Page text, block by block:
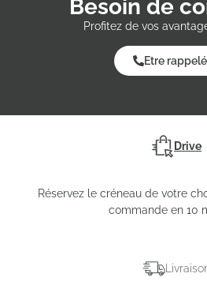
Besoin de
Profitez de vos
Etre
Drive
Réservez le créneau de votre
commande en 10